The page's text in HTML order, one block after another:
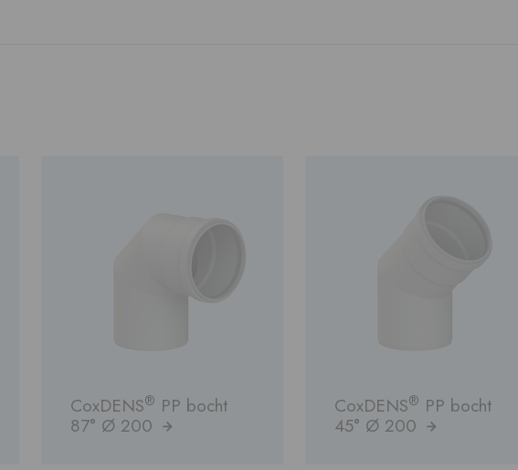
CoxDENS® PP bocht
87° Ø 200
CoxDENS® PP bocht
45° Ø 200